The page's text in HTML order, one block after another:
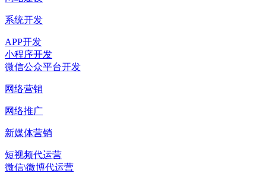
系统开发
APP开发
小程序开发
微信公众平台开发
网络营销
网络推广
新媒体营销
短视频代运营
微信\微博代运营